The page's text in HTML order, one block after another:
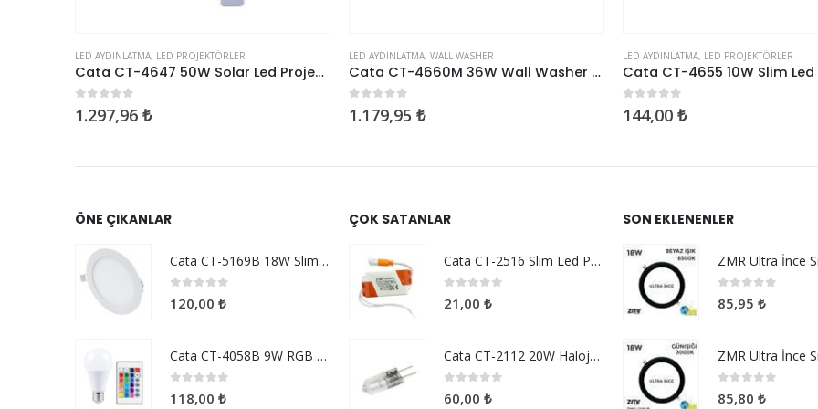
LED AYDINLATMA, LED PROJEKTÖRLER
Cata CT-4647 50W Solar Led Projektör
0 5 üzerinden
1.297,96 ₺
LED AYDINLATMA, WALL WASHER
Cata CT-4660M 36W Wall Washer 100 Cm Mavi
0 5 üzerinden
1.179,95 ₺
LED AYDINLATMA, LED PROJEKTÖRLER
0 5 üzerinden
144,00 ₺
ÖNE ÇIKANLAR
Cata CT-5169B 18W Slim Panel Beyaz
120,00 ₺
Cata CT-4058B 9W RGB Uzaktan Kumandalı Led Ampul Beyaz Işık
118,00 ₺
ÇOK SATANLAR
Cata CT-2516 Slim Led Panel Driver 9-18w
21,00 ₺
Cata CT-2112 20W Halojen G4 Duylu Ampul
60,00 ₺
SON EKLENENLER
85,95 ₺
85,80 ₺